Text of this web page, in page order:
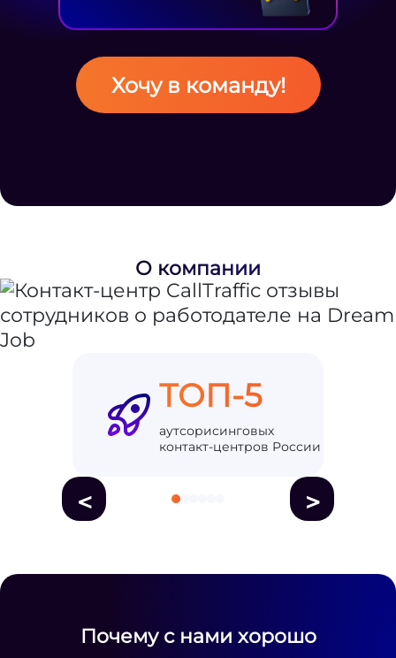
Хочу в команду!
О компании
ТОП-5
аутсорисинговых
контакт-центров России
< >
Почему с нами хорошо